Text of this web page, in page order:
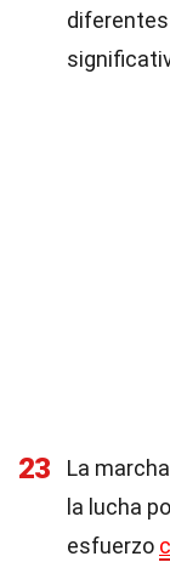
23
La
la lucha
esfuerzo